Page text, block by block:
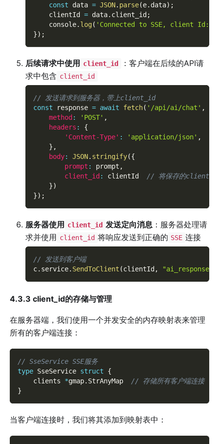
const data = JSON. parse(e. data) ;
    clientId
= data. client_id ;
    console
. log( 'Connected to SSE, client Id:'
}) ;
后续请求中使用 client_id
：客户端在后续的API请
求中包含 client_id
// 发送请求到服务器，带上client_id
const response = await fetch( '/api/ai/chat' ,
method : 'POST' ,
headers :
{
'Content-Type' : 'application/json' ,
} ,
body: JSON. stringify({
prompt : prompt ,
client_id : clientId // 将保存的client_id
})
}) ;
服务器使用 client_id 发送定向消息：服务器处理请
求并使用 client_id 将响应发送到正确的 SSE 连接
// 发送到客户端
c. service. SendToClient (clientId , "ai_response"
4.3.3 client_id的存储与管理
在服务器端，我们使用一个并发安全的内存映射表来管理
所有的客户端连接：
// SseService SSE服务
type SseService struct
{
    clients
*gmap. StrAnyMap // 存储所有客户端连接
}
当客户端连接时，我们将其添加到映射表中：